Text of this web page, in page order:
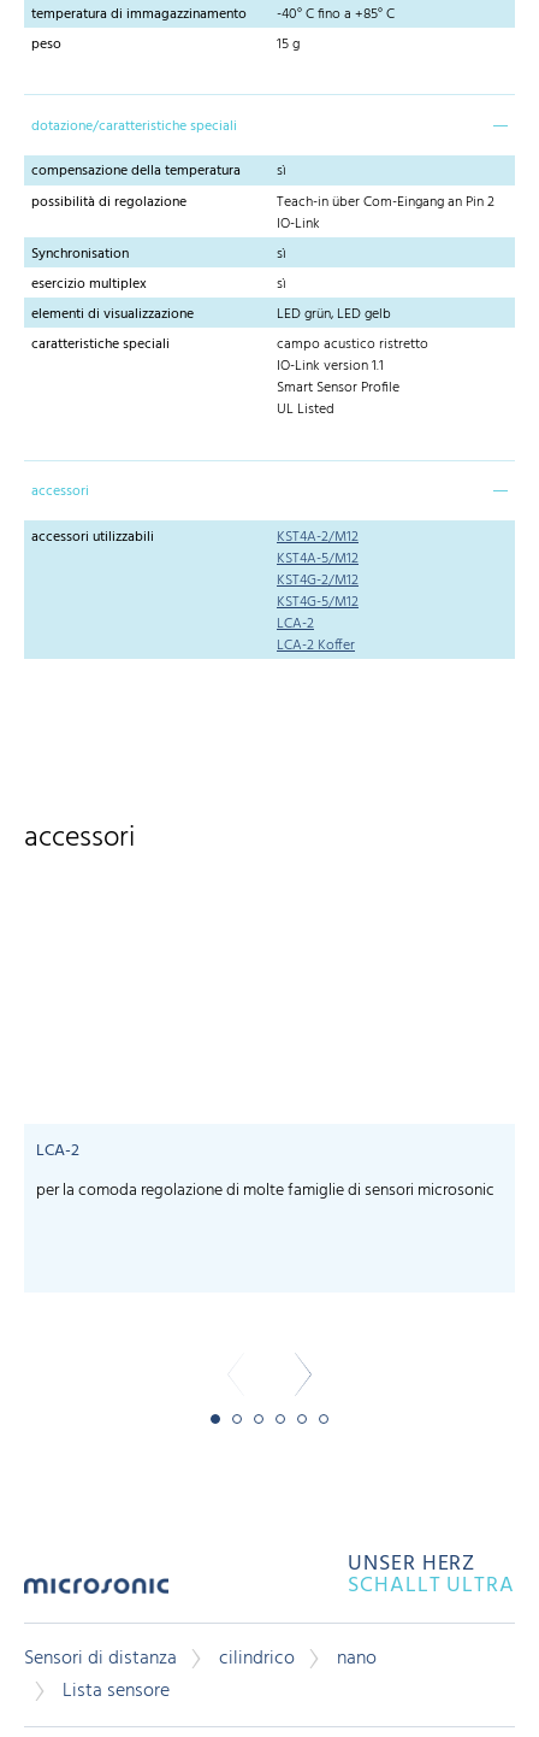
temperatura di immagazzinamento
-40° C fino a +85° C
peso
15 g
dotazione/caratteristiche speciali
compensazione della temperatura
sì
possibilità di regolazione
Teach-in über Com-Eingang an Pin 2
IO-Link
Synchronisation
sì
esercizio multiplex
sì
elementi di visualizzazione
LED grün, LED gelb
caratteristiche speciali
campo acustico ristretto
IO-Link version 1.1
Smart Sensor Profile
UL Listed
accessori
accessori utilizzabili
KST4A-2/M12
KST4A-5/M12
KST4G-2/M12
KST4G-5/M12
LCA-2
LCA-2 Koffer
accessori
LCA-2
per la comoda regolazione di molte famiglie di sensori microsonic
UNSER HERZ
SCHALLT ULTRA
Sensori di distanza cilindrico
nano
Lista sensore